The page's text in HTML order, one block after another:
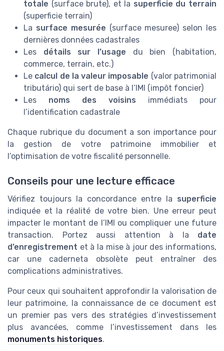
totale (surface brute), et la superficie du terrain
(superficie terrain)
La surface mesurée (surface mesuree) selon les
dernières données cadastrales
Les détails sur l’usage du bien (habitation,
commerce, terrain, etc.)
Le calcul de la valeur imposable (valor patrimonial
tributário) qui sert de base à l’IMI (impôt foncier)
Les noms des voisins immédiats pour
l’identification cadastrale
Chaque rubrique du document a son importance pour
la gestion de votre patrimoine immobilier et
l’optimisation de votre fiscalité personnelle.
Conseils pour une lecture efficace
Vérifiez toujours la concordance entre la superficie
indiquée et la réalité de votre bien. Une erreur peut
impacter le montant de l’IMI ou compliquer une future
transaction. Portez aussi attention à la date
d’enregistrement et à la mise à jour des informations,
car une caderneta obsolète peut entraîner des
complications administratives.
Pour ceux qui souhaitent approfondir la valorisation de
leur patrimoine, la connaissance de ce document est
un premier pas vers des stratégies d’investissement
plus avancées, comme l’investissement dans les
monuments historiques.